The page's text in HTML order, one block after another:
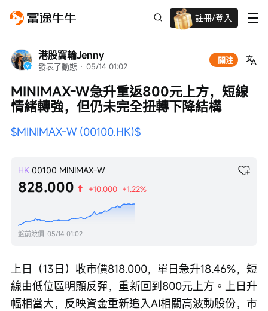
註冊/登入
迎新驚喜賞 股票/BTC等任你揀!
港股窩輪Jenny
發表了動態 · 05/14 01:02
關注
MINIMAX-W急升重返800元上方，短線
情緒轉強，但仍未完全扭轉下降結構
$MINIMAX-W (00100.HK)$
HK 00100 MINIMAX-W
828.000 +10.000 +1.22%
盤前競價 05/14 01:02
上日（13日）收市價818.000，單日急升18.46%，短
線由低位區明顯反彈，重新回到800元上方。上日升
幅相當大，反映資金重新追入AI相關高波動股份，市